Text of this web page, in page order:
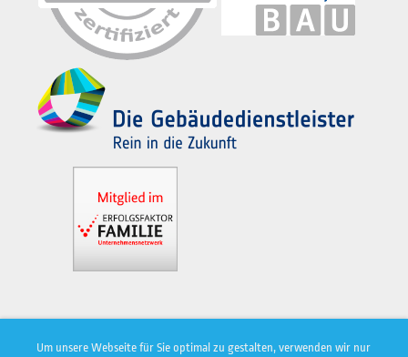
Um unsere Webseite für Sie optimal zu gestalten, verwenden wir nur